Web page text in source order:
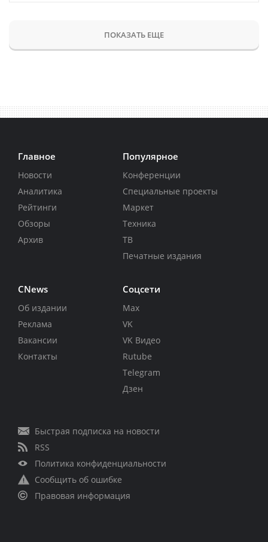
ПОКАЗАТЬ ЕЩЕ
Главное
Новости
Аналитика
Рейтинги
Обзоры
Архив
Популярное
Конференции
Специальные проекты
Маркет
Техника
ТВ
Печатные издания
CNews
Об издании
Реклама
Вакансии
Контакты
Соцсети
Max
VK
VK Видео
Rutube
Telegram
Дзен
Быстрая подписка на новости
RSS
Политика конфиденциальности
Сообщить об ошибке
Правовая информация